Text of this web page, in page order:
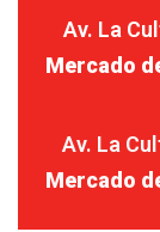
Av. La
Mercado
Av. La
Mercado